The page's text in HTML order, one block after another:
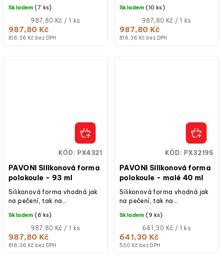
816,36 Kč bez DPH
987,80 Kč
Měrná
cena:
987,80 Kč / 1 ks
Skladem (7 ks)
816,36 Kč bez DPH
987,80 Kč
Měrná
cena:
987,80 Kč / 1 ks
Skladem (10 ks)
PAVONI Silikonová forma
polokoule - 93 ml
816,36 Kč bez DPH
987,80 Kč
Měrná
cena:
987,80 Kč / 1 ks
Skladem (6 ks)
Silikonová forma vhodná jak
na pečení, tak na
KÓD: PX4321
PAVONI Silikonová forma
polokoule - malé 40 ml
530 Kč bez DPH
641,30 Kč
Měrná
cena:
641,30 Kč / 1 ks
Skladem (9 ks)
Silikonová forma vhodná jak
na pečení, tak na
KÓD: PX3219S